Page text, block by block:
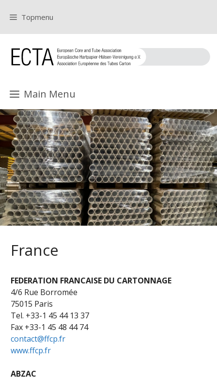
Inhalt
Topmenu
Main Menu
France
FEDERATION FRANCAISE DU CARTONNAGE
4/6 Rue Borromée
75015 Paris
Tel. +33-1 45 44 13 37
Fax +33-1 45 48 44 74
contact@ffcp.fr
www.ffcp.fr
ABZAC